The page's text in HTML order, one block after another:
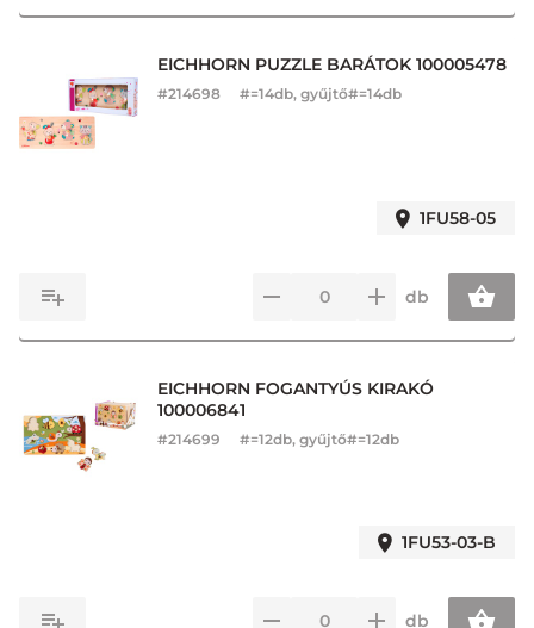
EICHHORN PUZZLE BARÁTOK 100005478
#214698 #=14db, gyűjtő#=14db
1FU58-05
db
EICHHORN FOGANTYÚS KIRAKÓ
100006841
#214699 #=12db, gyűjtő#=12db
1FU53-03-B
db